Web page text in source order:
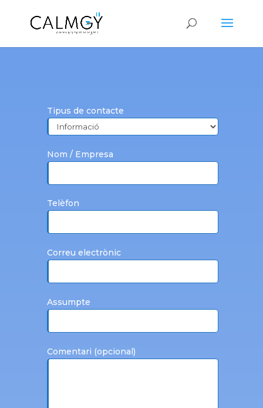
Tipus de contacte
Nom / Empresa
Telèfon
Correu electrònic
Assumpte
Comentari (opcional)